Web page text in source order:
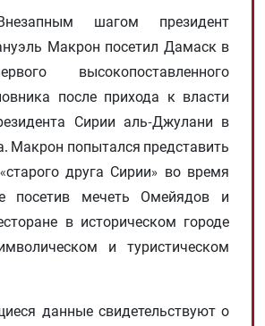
Внезапным шагом президент
Макрон посетил Дамаск в
высокопоставленного
после прихода к власти
Сирии аль-Джулани в
Макрон попытался представить
друга Сирии» во время
посетив мечеть Омейядов и
в историческом городе
и туристическом
данные свидетельствуют о